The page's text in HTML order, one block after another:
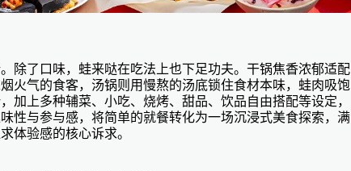
除了口味，蛙来哒在吃法上也下足功夫。干锅焦香浓郁适配
火气的食客，汤锅则用慢熬的汤底锁住食材本味，蛙肉吸饱
加上多种辅菜、小吃、烧烤、甜品、饮品自由搭配等设定，
性与参与感，将简单的就餐转化为一场沉浸式美食探索，满
体验感的核心诉求。